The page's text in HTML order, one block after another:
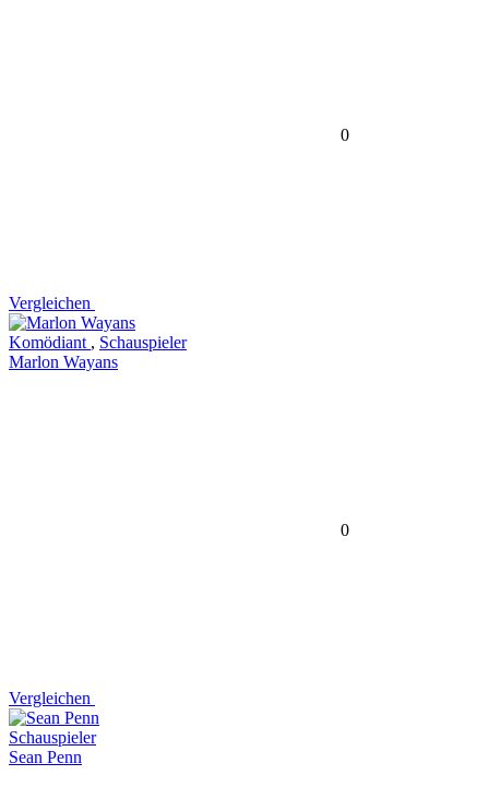
0
Vergleichen
Komödiant , Schauspieler
Marlon Wayans
0
Vergleichen
Schauspieler
Sean Penn